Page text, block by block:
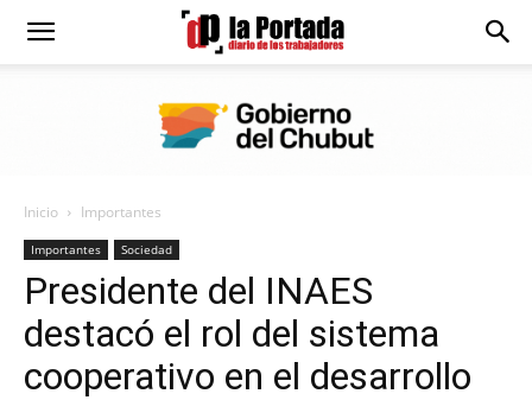
Diario
Portada
Inicio Importantes
Importantes Sociedad
Presidente del INAES
destacó el rol del sistema
cooperativo en el desarrollo